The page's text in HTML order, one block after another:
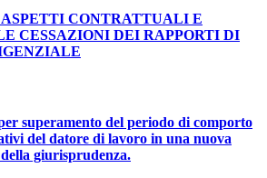
ASPETTI CONTRATTUALI E
CESSAZIONI DEI RAPPORTI DI
superamento del periodo di comporto
del datore di lavoro in una nuova
giurisprudenza.